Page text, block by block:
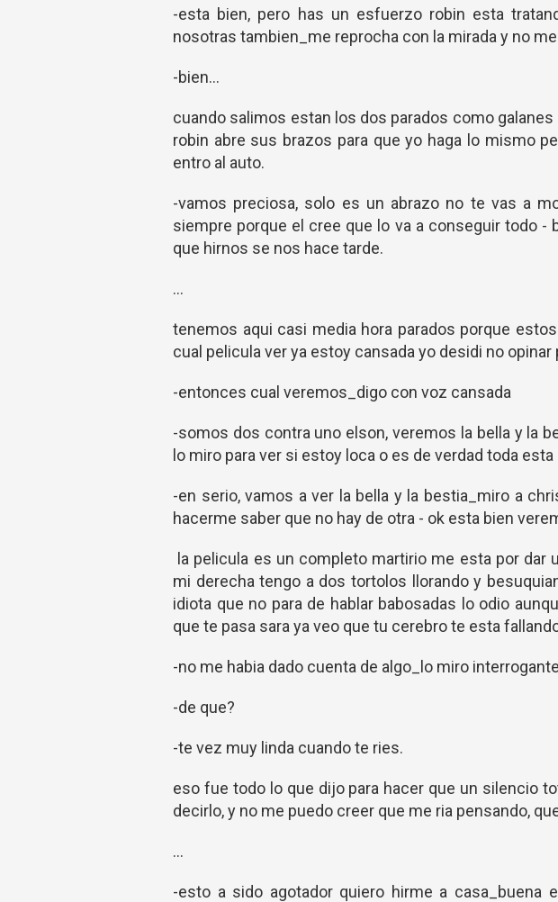
-esta bien, pero has un esfuerzo robin esta
nosotras tambien_me reprocha con la mirada y no
-bien...
cuando salimos estan los dos parados como
robin abre sus brazos para que yo haga lo mismo
entro al auto.
-vamos preciosa, solo es un abrazo no te vas a
siempre porque el cree que lo va a conseguir todo -
que hirnos se nos hace tarde.
...
tenemos aqui casi media hora parados porque
cual pelicula ver ya estoy cansada yo desidi no
-entonces cual veremos_digo con voz cansada
-somos dos contra uno elson, veremos la bella y la
lo miro para ver si estoy loca o es de verdad toda
-en serio, vamos a ver la bella y la bestia_miro a
hacerme saber que no hay de otra - ok esta bien
la pelicula es un completo martirio me esta por dar
mi derecha tengo a dos tortolos llorando y
idiota que no para de hablar babosadas lo odio
que te pasa sara ya veo que tu cerebro te esta
-no me habia dado cuenta de algo_lo miro interrogante
-de que?
-te vez muy linda cuando te ries.
eso fue todo lo que dijo para hacer que un silencio
decirlo, y no me puedo creer que me ria pensando,
...
-esto a sido agotador quiero hirme a casa_buena